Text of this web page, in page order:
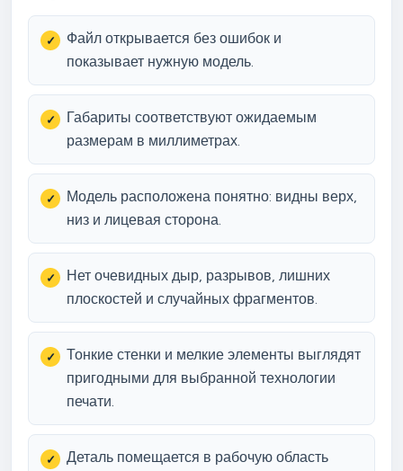
Файл открывается без ошибок и
показывает нужную модель.
Габариты соответствуют ожидаемым
размерам в миллиметрах.
Модель расположена понятно: видны верх,
низ и лицевая сторона.
Нет очевидных дыр, разрывов, лишних
плоскостей и случайных фрагментов.
Тонкие стенки и мелкие элементы выглядят
пригодными для выбранной технологии
печати.
Деталь помещается в рабочую область